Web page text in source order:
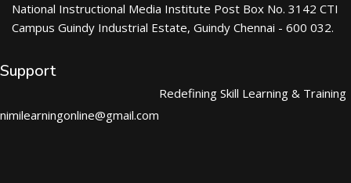
National Instructional Media Institute Post Box No. 3142 CTI
Campus Guindy Industrial Estate, Guindy Chennai - 600 032.
Support
nimilearningonline@gmail.com
Redefining Skill Learning & Training